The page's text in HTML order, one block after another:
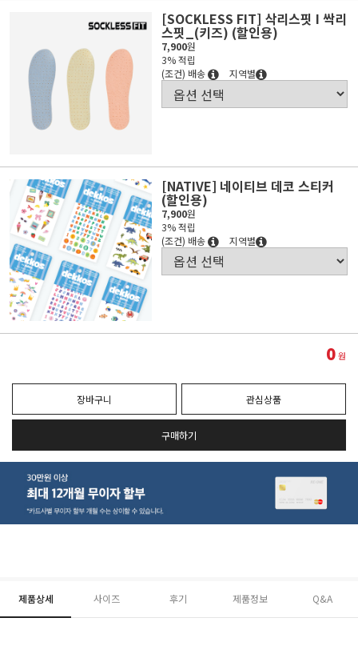
[SOCKLESS FIT] 삭리스핏 I 싹리
스핏_(키즈) (할인용)
7,900원
3% 적립
(조건) 배송
지역별
[NATIVE] 네이티브 데코 스티커
(할인용)
7,900원
3% 적립
(조건) 배송
지역별
0원
장바구니 관심상품
구매하기
제품상세 사이즈 후기 제품정보 Q&A